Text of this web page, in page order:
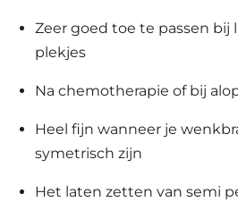
Zeer goed toe te passen bij
plekjes
Na chemotherapie of bij
Heel fijn wanneer je
symetrisch zijn
Het laten zetten van semi